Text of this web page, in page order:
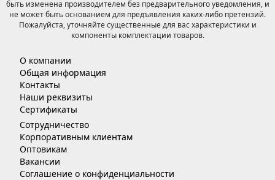
быть изменена производителем без предварительного уведомления, и
не может быть основанием для предъявления каких-либо претензий.
Пожалуйста, уточняйте существенные для вас характеристики и
компоненты комплектации товаров.
О компании
Общая информация
Контакты
Наши реквизиты
Сертификаты
Сотрудничество
Корпоративным клиентам
Оптовикам
Вакансии
Соглашение о конфиденциальности